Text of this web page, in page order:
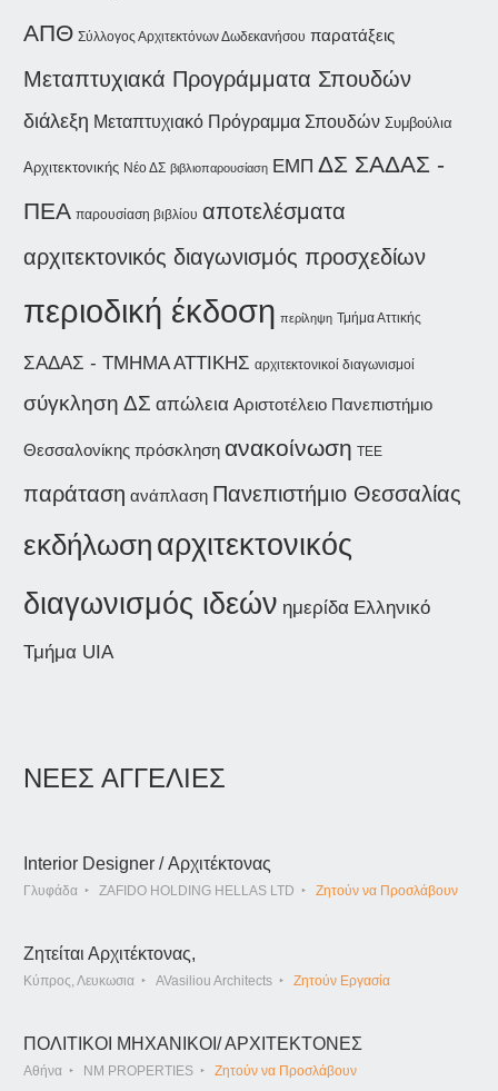
ΑΠΘ Σύλλογος Αρχιτεκτόνων Δωδεκανήσου παρατάξεις
Μεταπτυχιακά Προγράμματα Σπουδών
διάλεξη Μεταπτυχιακό Πρόγραμμα Σπουδών Συμβούλια
Αρχιτεκτονικής Νέο ΔΣ βιβλιοπαρουσίαση ΕΜΠ ΔΣ ΣΑΔΑΣ -
ΠΕΑ παρουσίαση βιβλίου αποτελέσματα
αρχιτεκτονικός διαγωνισμός προσχεδίων
περιοδική έκδοση περίληψη Τμήμα Αττικής
ΣΑΔΑΣ - ΤΜΗΜΑ ΑΤΤΙΚΗΣ αρχιτεκτονικοί διαγωνισμοί
σύγκληση ΔΣ απώλεια Αριστοτέλειο Πανεπιστήμιο
Θεσσαλονίκης πρόσκληση ανακοίνωση ΤΕΕ
παράταση ανάπλαση Πανεπιστήμιο Θεσσαλίας
εκδήλωση αρχιτεκτονικός
διαγωνισμός ιδεών ημερίδα Ελληνικό
Τμήμα UIA
ΝΕΕΣ ΑΓΓΕΛΙΕΣ
Interior Designer / Αρχιτέκτονας
Γλυφάδα ZAFIDO HOLDING HELLAS LTD Ζητούν να Προσλάβουν
Ζητείται Αρχιτέκτονας,
Κύπρος, Λευκωσια AVasiliou Architects Ζητούν Εργασία
ΠΟΛΙΤΙΚΟΙ ΜΗΧΑΝΙΚΟΙ/ ΑΡΧΙΤΕΚΤΟΝΕΣ
Αθήνα NM PROPERTIES Ζητούν να Προσλάβουν